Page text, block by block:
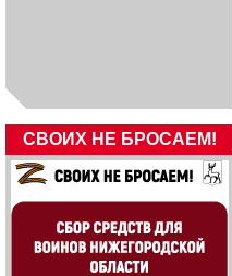
СВОИХ НЕ БРОСАЕМ!